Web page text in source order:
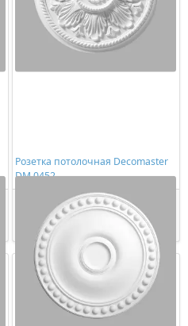
Розетка потолочная Decomaster
DM 0452
4148,00 ₽/шт